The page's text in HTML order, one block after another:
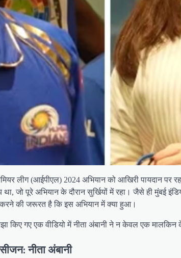
लीग (आईपीएल) 2024 अभियान को आखिरी पायदान पर
था, जो पूरे अभियान के दौरान सुर्खियों में रहा। जैसे ही
करने की जरूरत है कि इस अभियान में क्या हुआ।
किए गए एक वीडियो में नीता अंबानी ने न केवल एक
नीता अंबानी